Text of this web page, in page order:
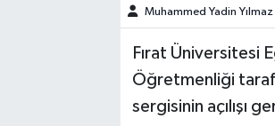
Muhammed Yadin Yılmaz
Fırat Üniversitesi
Öğretmenliği
sergisinin açılışı